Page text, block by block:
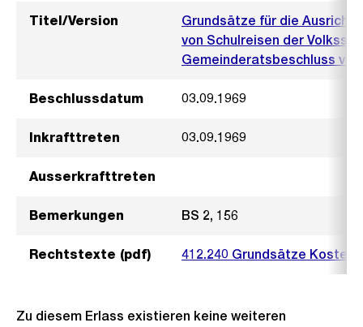
Titel/Version
Grundsätze für die
von Schulreisen der
Gemeinderatsbeschluss
Beschlussdatum 03.09.1969
Inkrafttreten 03.09.1969
Ausserkrafttreten
Bemerkungen BS 2, 156
Rechtstexte (pdf) 412.240 Grundsätze Kosten
Zu diesem Erlass existieren keine weiteren